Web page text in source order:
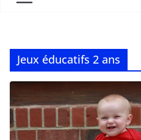
Jeux éducatifs 2 ans